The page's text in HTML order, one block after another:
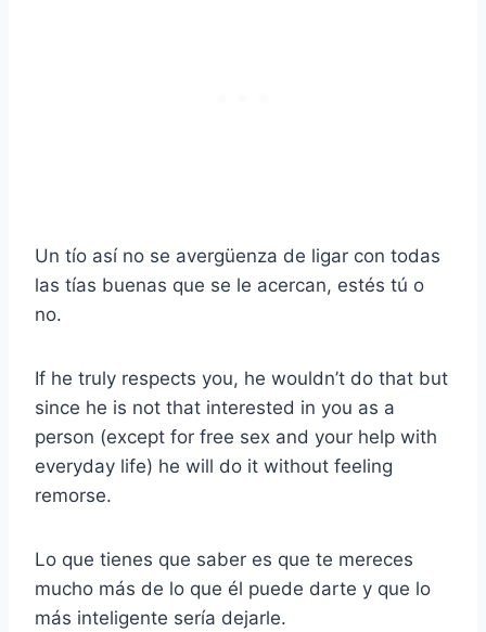
Un tío así no se avergüenza de ligar con todas
las tías buenas que se le acercan, estés tú o
no.
If he truly respects you, he wouldn’t do that but
since he is not that interested in you as a
person (except for free sex and your help with
everyday life) he will do it without feeling
remorse.
Lo que tienes que saber es que te mereces
mucho más de lo que él puede darte y que lo
más inteligente sería dejarle.